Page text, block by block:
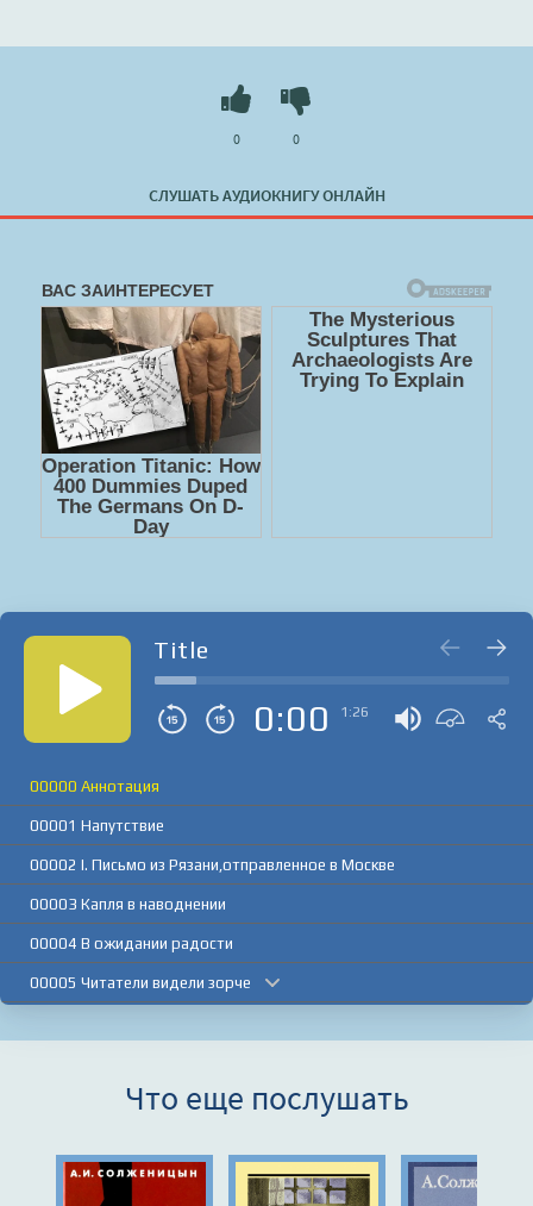
СЛУШАТЬ АУДИОКНИГУ ОНЛАЙН
0 0
Title
0:00 1:26
00000 Аннотация
00001 Напутствие
00002 I. Письмо из Рязани,отправленное в Москве
00003 Капля в наводнении
00004 В ожидании радости
00005 Читатели видели зорче
00008 От новобранцев до генералов
00010 II. Солженицын и Достоевский
Что еще послушать